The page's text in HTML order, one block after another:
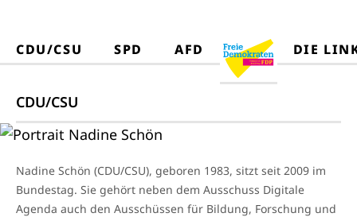
CDU/CSU SPD AFD DIE
CDU/CSU
Nadine Schön (CDU/CSU), geboren 1983, sitzt seit 2009 im
Bundestag. Sie gehört neben dem Ausschuss Digitale
Agenda auch den Ausschüssen für Bildung, Forschung und